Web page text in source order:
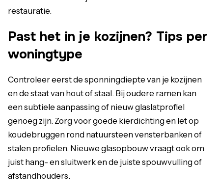
restauratie.
Past het in je kozijnen? Tips per
woningtype
Controleer eerst de sponningdiepte van je kozijnen
en de staat van hout of staal. Bij oudere ramen kan
een subtiele aanpassing of nieuw glaslatprofiel
genoeg zijn. Zorg voor goede kierdichting en let op
koudebruggen rond natuursteen vensterbanken of
stalen profielen. Nieuwe glasopbouw vraagt ook om
juist hang- en sluitwerk en de juiste spouwvulling of
afstandhouders.